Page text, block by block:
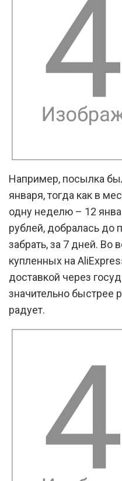
Например, посылка
января, тогда как в
одну неделю – 12
рублей, добралась до
забрать, за 7 дней. Во
купленных на
доставкой через
значительно быстрее
радует.